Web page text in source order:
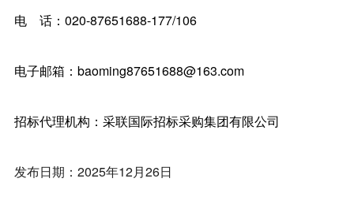
电 话：020-87651688-177/106
电子邮箱：baoming87651688@163.com
招标代理机构：采联国际招标采购集团有限公司
发布日期：2025年12月26日